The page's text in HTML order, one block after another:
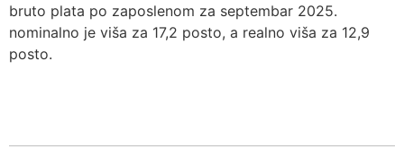
bruto plata po zaposlenom za septembar 2025.
nominalno je viša za 17,2 posto, a realno viša za 12,9
posto.